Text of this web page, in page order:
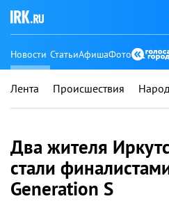
Новости СтатьиАфишаФото
Лента Происшествия
Два жителя
стали
Generation S